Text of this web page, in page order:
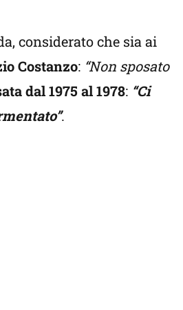
considerato che sia ai
Costanzo: “Non sposato
dal 1975 al 1978: “Ci
.